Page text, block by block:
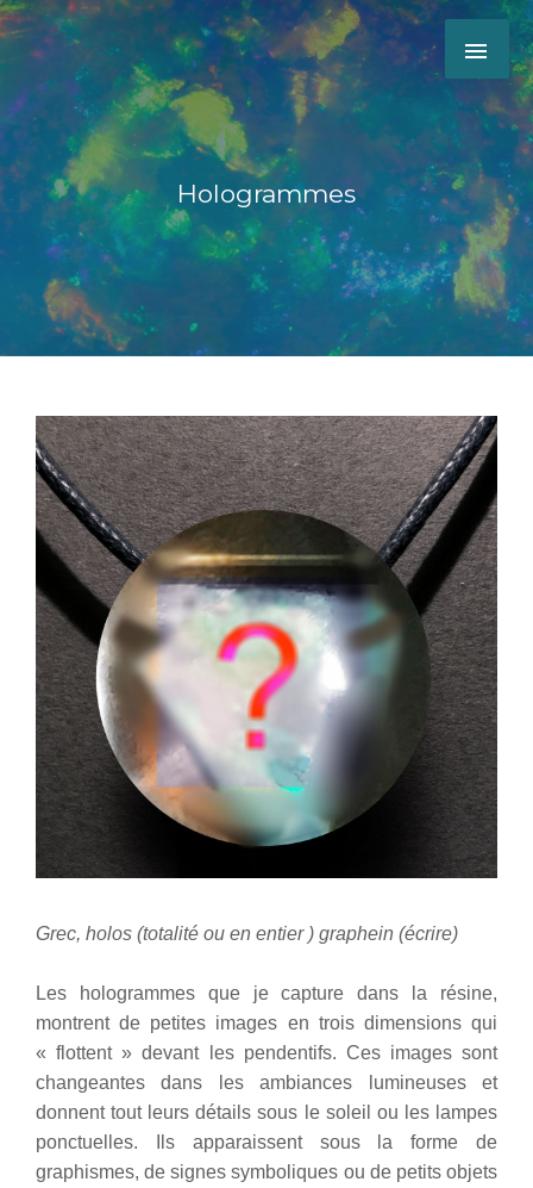
Hologrammes
Grec, holos (totalité ou en entier ) graphein (écrire)
Les hologrammes que je capture dans la résine,
montrent de petites images en trois dimensions qui
« flottent » devant les pendentifs. Ces images sont
changeantes dans les ambiances lumineuses et
donnent tout leurs détails sous le soleil ou les lampes
ponctuelles. Ils apparaissent sous la forme de
graphismes, de signes symboliques ou de petits objets